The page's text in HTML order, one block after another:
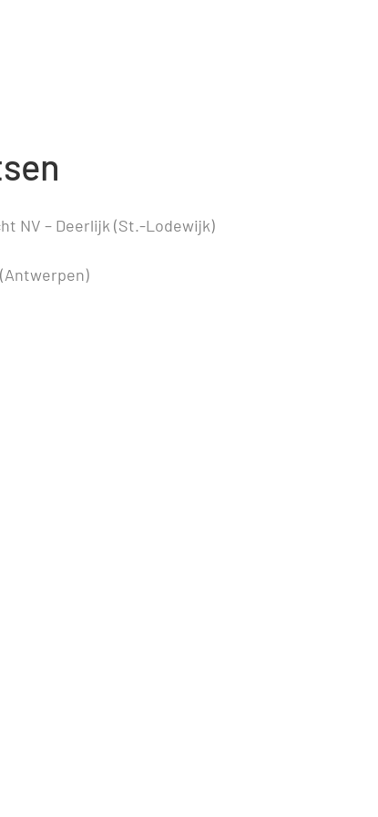
NV – Deerlijk (St.-Lodewijk)